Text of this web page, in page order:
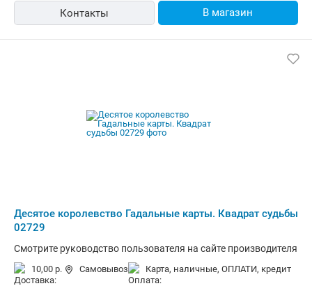
Контакты В магазин
Десятое королевство Гадальные карты. Квадрат судьбы
02729
Смотрите руководство пользователя на сайте производителя
10,00 р. Самовывоз карта, наличные, ОПЛАТИ, кредит